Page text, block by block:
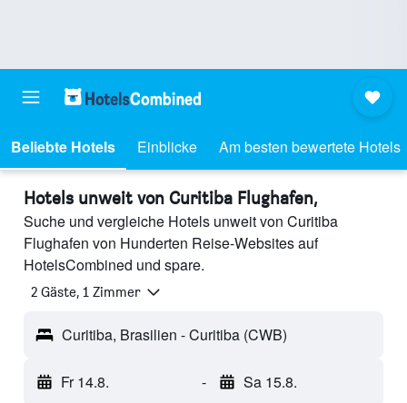
Beliebte Hotels Einblicke Am besten bewertete Hotels
Hotels unweit von Curitiba Flughafen,
Suche und vergleiche Hotels unweit von Curitiba
Flughafen von Hunderten Reise-Websites auf
HotelsCombined und spare.
2 Gäste, 1 Zimmer
Curitiba, Brasilien - Curitiba (CWB)
Fr 14.8. - Sa 15.8.